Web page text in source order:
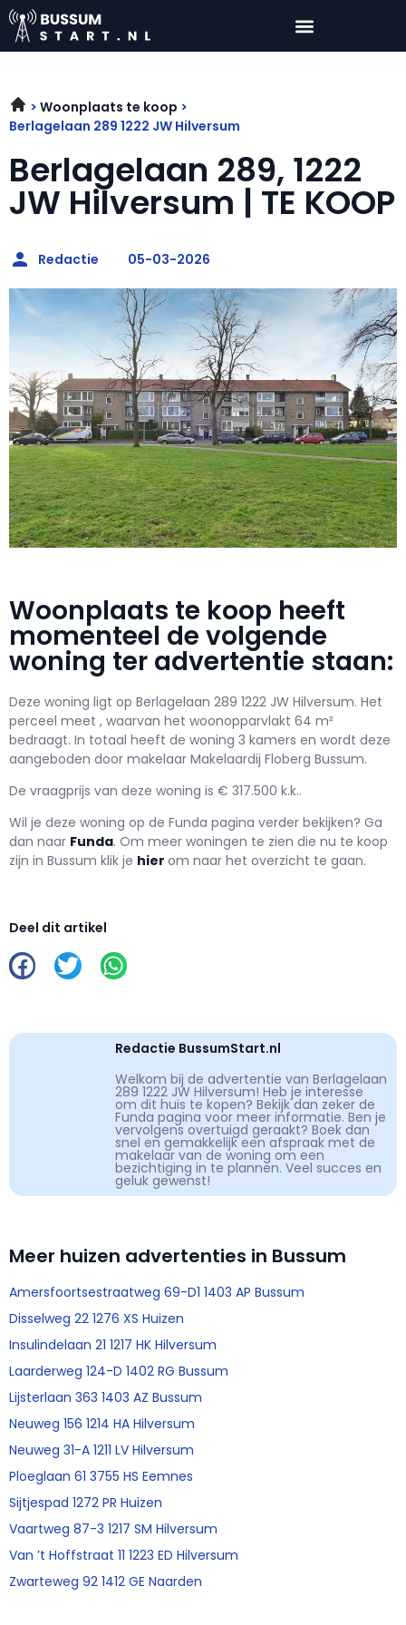
Woonplaats te koop
Berlagelaan 289 1222 JW Hilversum
Berlagelaan 289, 1222
JW Hilversum | TE KOOP
Redactie 05-03-2026
Woonplaats te koop heeft
momenteel de volgende
woning ter advertentie staan:
Deze woning ligt op Berlagelaan 289 1222 JW Hilversum. Het
perceel meet , waarvan het woonopparvlakt 64 m²
bedraagt. In totaal heeft de woning 3 kamers en wordt deze
aangeboden door makelaar Makelaardij Floberg Bussum.
De vraagprijs van deze woning is € 317.500 k.k..
Wil je deze woning op de Funda pagina verder bekijken? Ga
dan naar Funda. Om meer woningen te zien die nu te koop
zijn in Bussum klik je hier om naar het overzicht te gaan.
Deel dit artikel
Redactie BussumStart.nl
Welkom bij de advertentie van Berlagelaan
289 1222 JW Hilversum! Heb je interesse
om dit huis te kopen? Bekijk dan zeker de
Funda pagina voor meer informatie. Ben je
vervolgens overtuigd geraakt? Boek dan
snel en gemakkelijk een afspraak met de
makelaar van de woning om een
bezichtiging in te plannen. Veel succes en
geluk gewenst!
Meer huizen advertenties in Bussum
Amersfoortsestraatweg 69-D1 1403 AP Bussum
Disselweg 22 1276 XS Huizen
Insulindelaan 21 1217 HK Hilversum
Laarderweg 124-D 1402 RG Bussum
Lijsterlaan 363 1403 AZ Bussum
Neuweg 156 1214 HA Hilversum
Neuweg 31-A 1211 LV Hilversum
Ploeglaan 61 3755 HS Eemnes
Sijtjespad 1272 PR Huizen
Vaartweg 87-3 1217 SM Hilversum
Van ’t Hoffstraat 11 1223 ED Hilversum
Zwarteweg 92 1412 GE Naarden